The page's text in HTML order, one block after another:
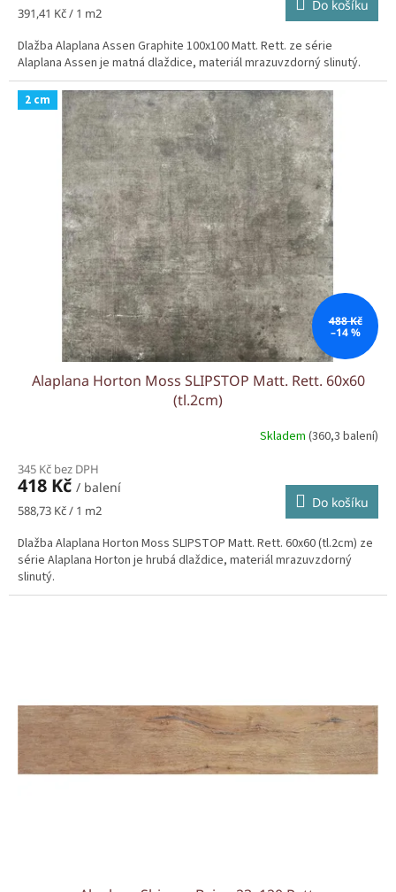
Měrná
391,41 Kč / 1 m2 Do košíku
Dlažba Alaplana Assen Graphite 100x100 Matt. Rett. ze série
Alaplana Assen je matná dlaždice, materiál mrazuvzdorný slinutý.
2 cm
488 Kč
–14 %
Alaplana Horton Moss SLIPSTOP Matt. Rett. 60x60
(tl.2cm)
Skladem (360,3 balení)
345 Kč bez DPH
418 Kč / balení
Měrná
588,73 Kč / 1 m2 Do košíku
Dlažba Alaplana Horton Moss SLIPSTOP Matt. Rett. 60x60 (tl.2cm) ze
série Alaplana Horton je hrubá dlaždice, materiál mrazuvzdorný
slinutý.